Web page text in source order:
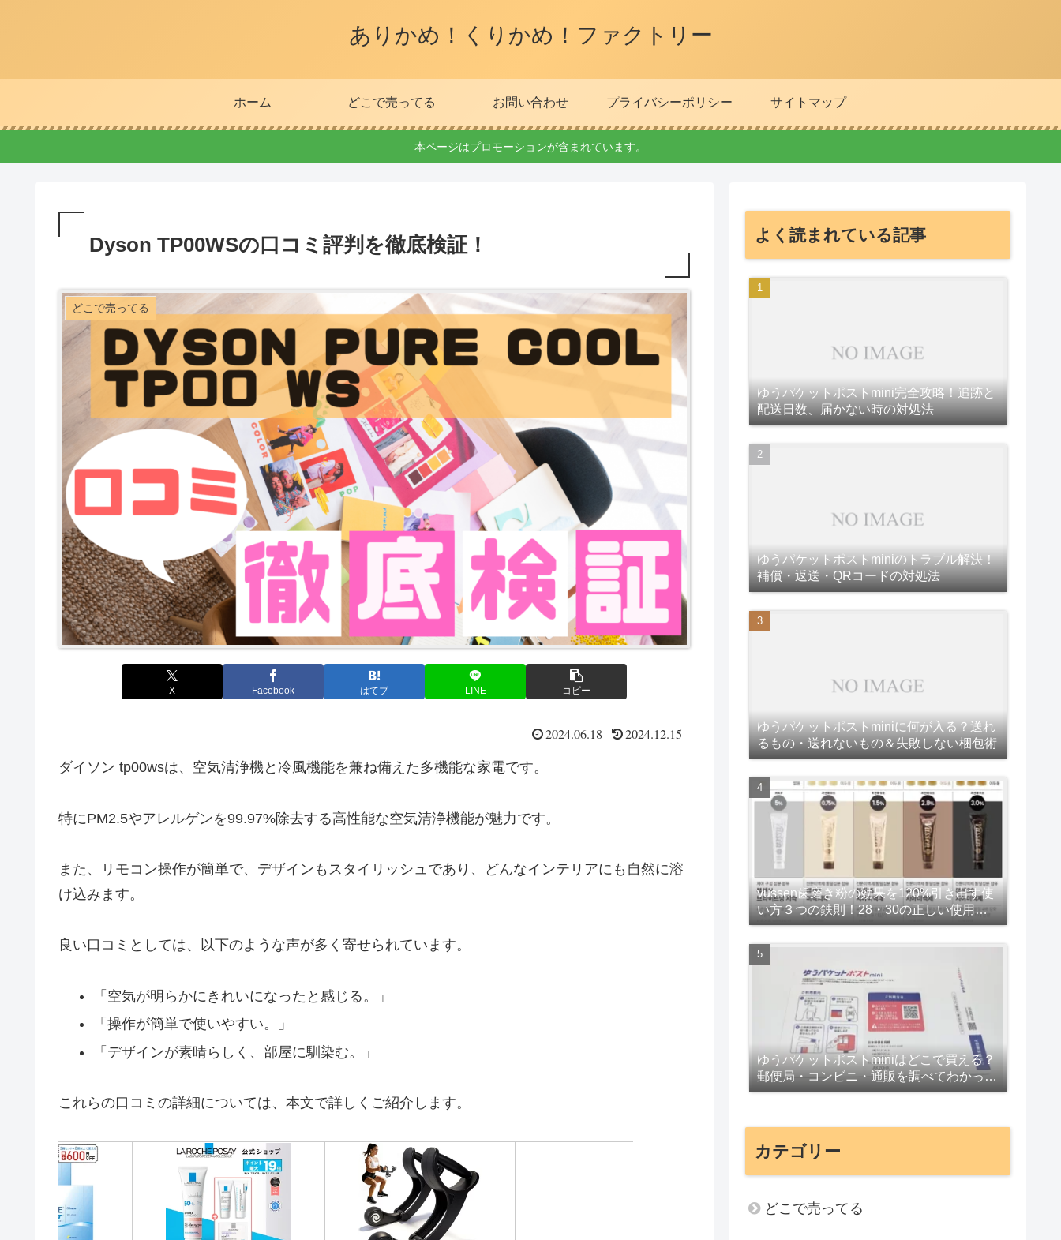
ありかめ！くりかめ！ファクトリー
ホーム どこで売ってる お問い合わせ プライバシーポリシー サイトマップ
本ページはプロモーションが含まれています。
Dyson TP00WSの口コミ評判を徹底検証！
どこで売ってる
X Facebook はてブ LINE コピー
2024.06.18 2024.12.15
ダイソン tp00wsは、空気清浄機と冷風機能を兼ね備えた多機能な家電です。
特にPM2.5やアレルゲンを99.97%除去する高性能な空気清浄機能が魅力です。
また、リモコン操作が簡単で、デザインもスタイリッシュであり、どんなインテリアにも自然に溶
け込みます。
良い口コミとしては、以下のような声が多く寄せられています。
「空気が明らかにきれいになったと感じる。」
「操作が簡単で使いやすい。」
「デザインが素晴らしく、部屋に馴染む。」
これらの口コミの詳細については、本文で詳しくご紹介します。
よく読まれている記事
ゆうパケットポストmini完全攻略！追跡と
配送日数、届かない時の対処法
ゆうパケットポストminiのトラブル解決！
補償・返送・QRコードの対処法
ゆうパケットポストminiに何が入る？送れ
るもの・送れないもの＆失敗しない梱包術
vussen歯磨き粉の効果を120%引き出す使
い方３つの鉄則！28・30の正しい使用頻
度と期間も解説！
ゆうパケットポストminiはどこで買える？
郵便局・コンビニ・通販を調べてわかった
注意点
カテゴリー
どこで売ってる